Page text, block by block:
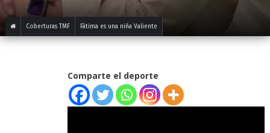
Coberturas TMF Fátima es una niña Valiente
Comparte el deporte